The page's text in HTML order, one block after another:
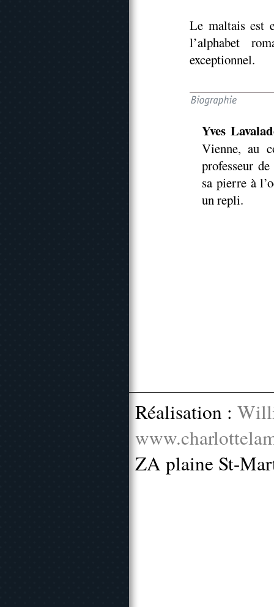
Le maltais est
l’alphabet
exceptionnel.
Yves
Vienne, au
professeur
sa pierre à
un repli.
Réalisation :
ZA plaine St-